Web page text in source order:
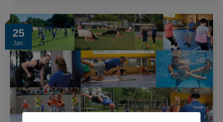
25
Jan.